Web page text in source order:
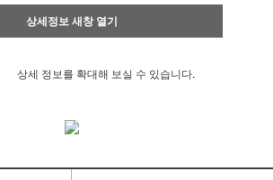
상세정보 새창 열기
상세 정보를 확대해 보실 수 있습니다.